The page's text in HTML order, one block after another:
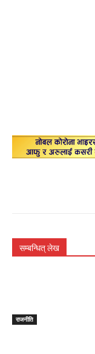
सम्बन्धित् लेख
राजनीति